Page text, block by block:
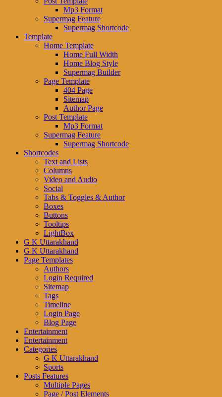
Mp3 Format
Supermag Feature
Supermag Shortcode
Template
Home Template
Home Full Width
Home Blog Style
Supermag Builder
Page Template
404 Page
Sitemap
Author Page
Post Template
Mp3 Format
Supermag Feature
Supermag Shortcode
Shortcodes
Text and Lists
Columns
Video and Audio
Social
Tabs & Toggles & Author
Boxes
Buttons
Tooltips
LightBox
G K Uttarakhand
G K Uttarakhand
Page Templates
Authors
Login Required
Sitemap
Tags
Timeline
Login Page
Blog Page
Entertainment
Entertainment
Categories
G K Uttarakhand
Sports
Posts Features
Multiple Pages
Page / Post Elements